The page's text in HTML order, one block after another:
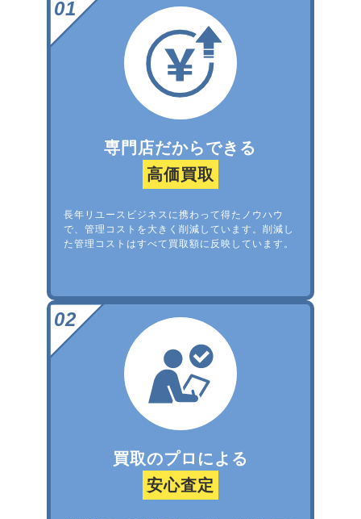
専門店だからできる
高価買取
長年リユースビジネスに携わって得たノウハウ
で、管理コストを大きく削減しています。削減し
た管理コストはすべて買取額に反映しています。
買取のプロによる
安心査定